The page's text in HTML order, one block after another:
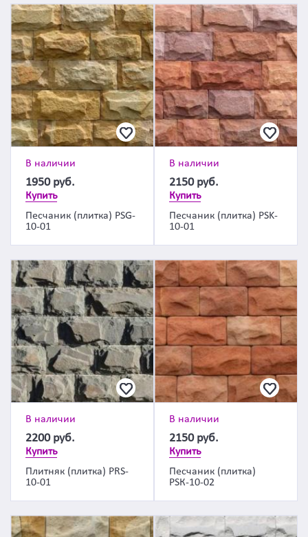
В наличии
1950 руб.
Купить
Песчаник (плитка) PSG-
10-01
В наличии
2150 руб.
Купить
Песчаник (плитка) PSK-
10-01
В наличии
2200 руб.
Купить
Плитняк (плитка) PRS-
10-01
В наличии
2150 руб.
Купить
Песчаник (плитка)
PSК-10-02